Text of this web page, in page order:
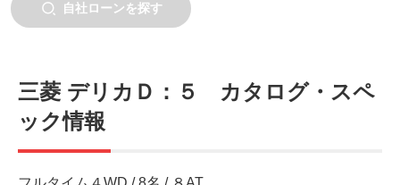
自社ローンを探す
三菱 デリカＤ：５ カタログ・スペ
ック情報